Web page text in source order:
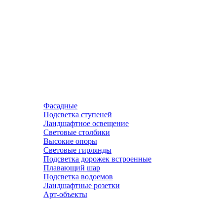
Фасадные
Подсветка ступеней
Ландшафтное освещение
Световые столбики
Высокие опоры
Световые гирлянды
Подсветка дорожек встроенные
Плавающий шар
Подсветка водоемов
Ландшафтные розетки
Арт-объекты